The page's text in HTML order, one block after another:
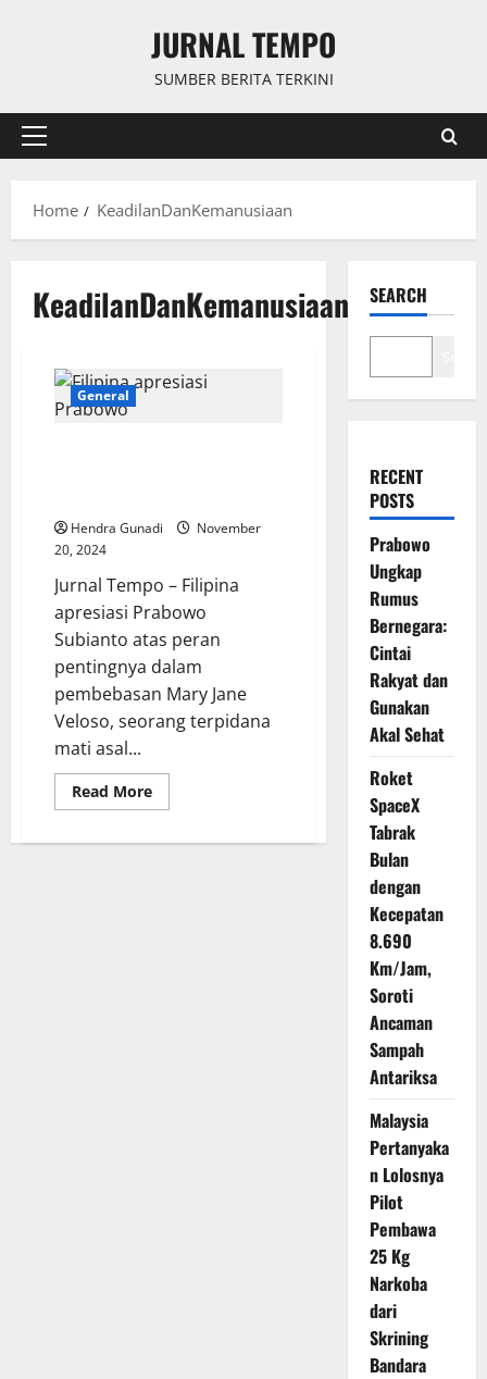
JURNAL TEMPO
SUMBER BERITA TERKINI
Primary
Home
KeadilanDanKemanusiaan
KeadilanDanKemanusiaan
General
Hendra Gunadi
November
20, 2024
Jurnal Tempo – Filipina
apresiasi Prabowo
Subianto atas peran
pentingnya dalam
pembebasan Mary Jane
Veloso, seorang terpidana
mati asal...
Read MoreRead
more
Berbuah
SEARCH
RECENT
POSTS
Prabowo
Ungkap
Rumus
Bernegara:
Cintai
Rakyat dan
Gunakan
Akal Sehat
Roket
SpaceX
Tabrak
Bulan
dengan
Kecepatan
8.690
Km/Jam,
Soroti
Ancaman
Sampah
Antariksa
Malaysia
Pertanyaka
n Lolosnya
Pilot
Pembawa
25 Kg
Narkoba
dari
Skrining
Bandara